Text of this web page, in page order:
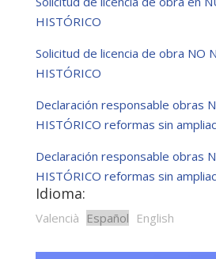
HISTÓRICO
Solicitud de licencia de obra NO
HISTÓRICO
Declaración responsable obras
HISTÓRICO reformas sin
Declaración responsable obras
HISTÓRICO reformas sin
Idioma:
Valencià Español English